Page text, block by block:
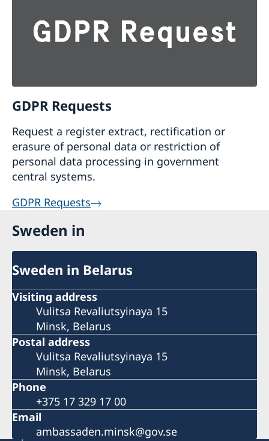
GDPR Requests
Request a register extract, rectification or
erasure of personal data or restriction of
personal data processing in government
central systems.
GDPR Requests
Sweden in
Sweden in Belarus
Visiting address
Vulitsa Revaliutsyinaya 15
Minsk, Belarus
Postal address
Vulitsa Revaliutsyinaya 15
Minsk, Belarus
Phone
+375 17 329 17 00
Email
ambassaden.minsk@gov.se